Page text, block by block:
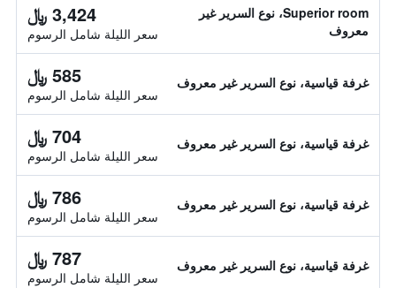
Superior room، نوع السرير غير
معروف
3,424 ﷼
سعر الليلة شامل الرسوم
غرفة قياسية، نوع السرير غير معروف 585 ﷼
سعر الليلة شامل الرسوم
غرفة قياسية، نوع السرير غير معروف 704 ﷼
سعر الليلة شامل الرسوم
غرفة قياسية، نوع السرير غير معروف 786 ﷼
سعر الليلة شامل الرسوم
غرفة قياسية، نوع السرير غير معروف 787 ﷼
سعر الليلة شامل الرسوم